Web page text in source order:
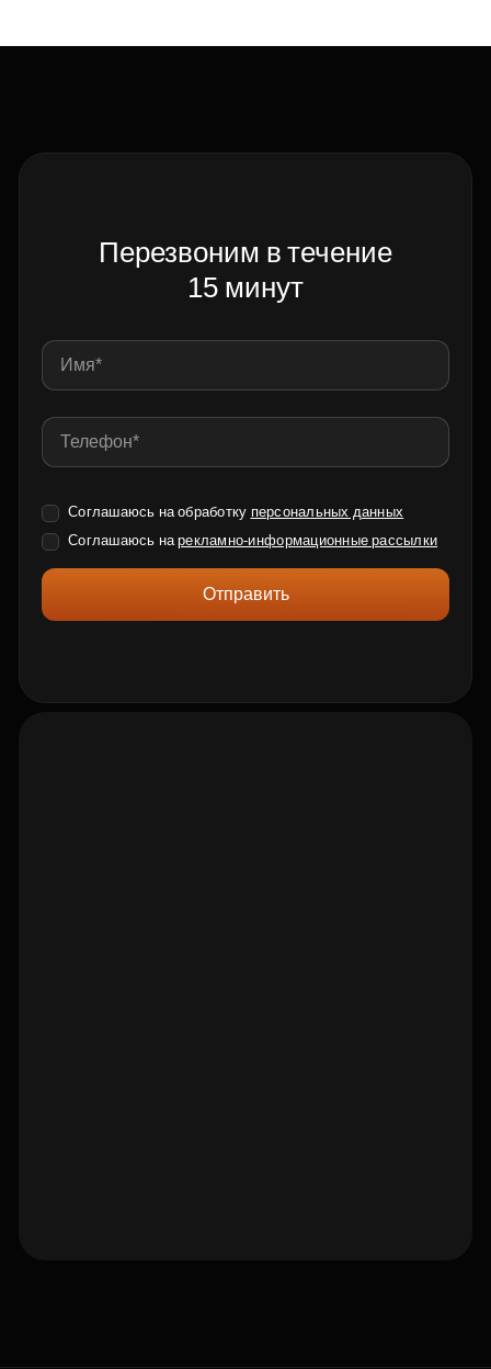
Перезвоним в течение
15 минут
Соглашаюсь на обработку персональных данных
Соглашаюсь нарекламно-информационные рассылки
Отправить